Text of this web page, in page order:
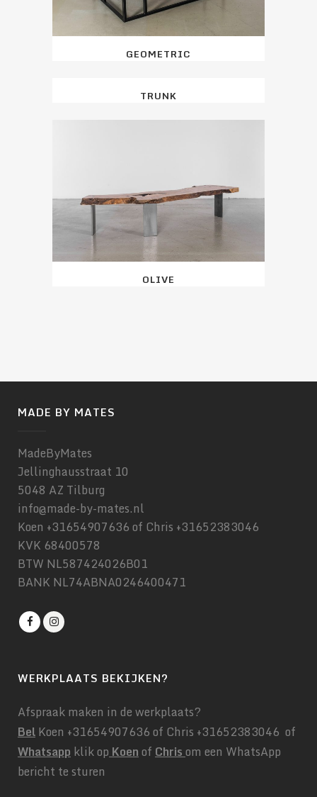
GEOMETRIC
TRUNK
OLIVE
MADE BY MATES
MadeByMates
Jellinghausstraat 10
5048 AZ Tilburg
info@made-by-mates.nl
Koen +31654907636 of Chris +31652383046
KVK 68400578
BTW NL587424026B01
BANK NL74ABNA0246400471
WERKPLAATS BEKIJKEN?
Afspraak maken in de werkplaats?
BelKoen +31654907636 of Chris +31652383046 of
Whatsapp klik op Koenof Chrisom een WhatsApp
bericht te sturen